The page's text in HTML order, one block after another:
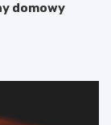
domowy